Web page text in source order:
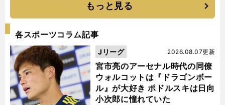
もっと見る
各スポーツコラム記事
宮市亮のアーセナル時代の同僚
ウォルコットは『ドラゴンボー
ル』が大好き ポドルスキは日向
小次郎に憧れていた
2026.08.07更新
Jリーグ